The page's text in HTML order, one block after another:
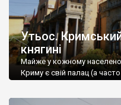
Утьос.
княгині
Майже у кожному
Криму є свій палац (а